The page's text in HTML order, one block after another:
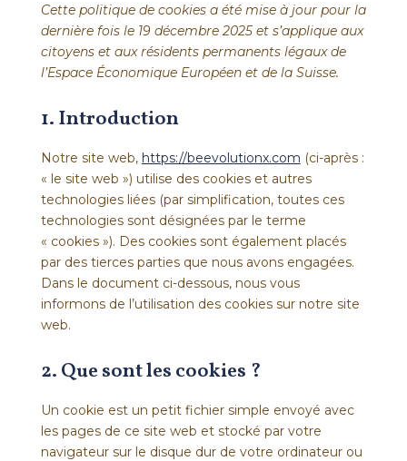
Cette politique de cookies a été mise à jour pour la
dernière fois le 19 décembre 2025 et s’applique aux
citoyens et aux résidents permanents légaux de
l’Espace Économique Européen et de la Suisse.
1. Introduction
Notre site web, https://beevolutionx.com (ci-après :
« le site web ») utilise des cookies et autres
technologies liées (par simplification, toutes ces
technologies sont désignées par le terme
« cookies »). Des cookies sont également placés
par des tierces parties que nous avons engagées.
Dans le document ci-dessous, nous vous
informons de l’utilisation des cookies sur notre site
web.
2. Que sont les cookies ?
Un cookie est un petit fichier simple envoyé avec
les pages de ce site web et stocké par votre
navigateur sur le disque dur de votre ordinateur ou